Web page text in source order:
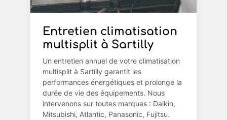
Entretien climatisation
multisplit à Sartilly
Un entretien annuel de votre climatisation
multisplit à Sartilly garantit les
performances énergétiques et prolonge la
durée de vie des équipements. Nous
intervenons sur toutes marques : Daikin,
Mitsubishi, Atlantic, Panasonic, Fujitsu.